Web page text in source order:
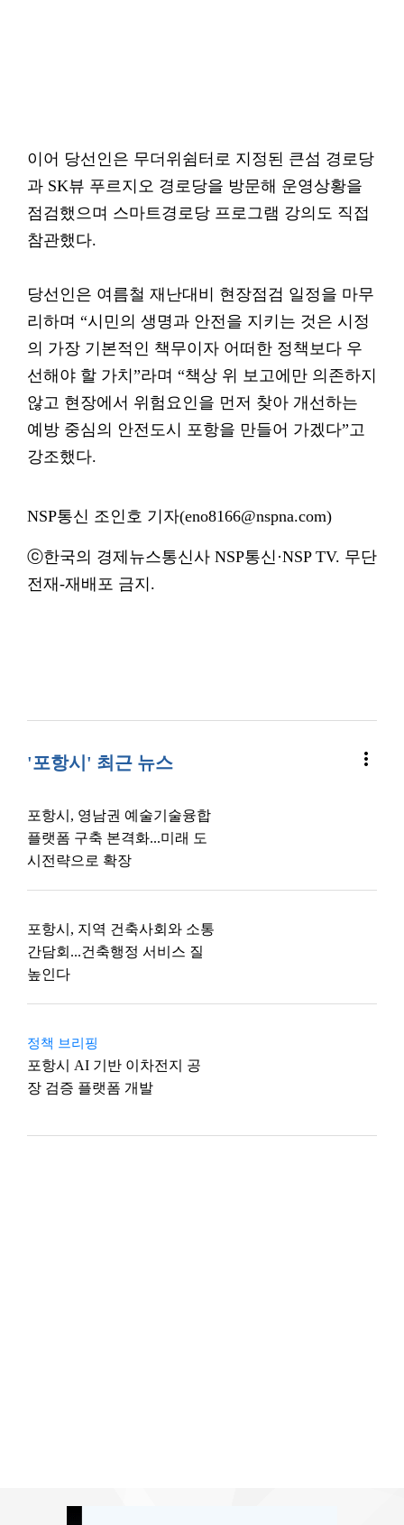
이어 당선인은 무더위쉼터로 지정된 큰섬 경로당
과 SK뷰 푸르지오 경로당을 방문해 운영상황을
점검했으며 스마트경로당 프로그램 강의도 직접
참관했다.
당선인은 여름철 재난대비 현장점검 일정을 마무
리하며 “시민의 생명과 안전을 지키는 것은 시정
의 가장 기본적인 책무이자 어떠한 정책보다 우
선해야 할 가치”라며 “책상 위 보고에만 의존하지
않고 현장에서 위험요인을 먼저 찾아 개선하는
예방 중심의 안전도시 포항을 만들어 가겠다”고
강조했다.
NSP통신 조인호 기자(eno8166@nspna.com)
ⓒ한국의 경제뉴스통신사 NSP통신·NSP TV. 무단
전재-재배포 금지.
'포항시' 최근 뉴스 more_vert
포항시, 영남권 예술기술융합
플랫폼 구축 본격화...미래 도
시전략으로 확장
포항시, 지역 건축사회와 소통
간담회...건축행정 서비스 질
높인다
정책 브리핑
포항시 AI 기반 이차전지 공
장 검증 플랫폼 개발